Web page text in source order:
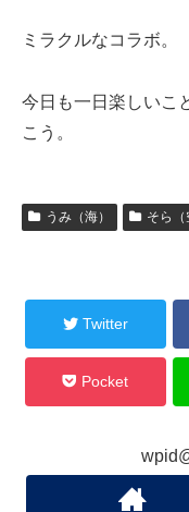
ミラクルなコラボ。
今日も一日楽しいこ
こう。
うみ（海） そら（
Twitter
Pocket